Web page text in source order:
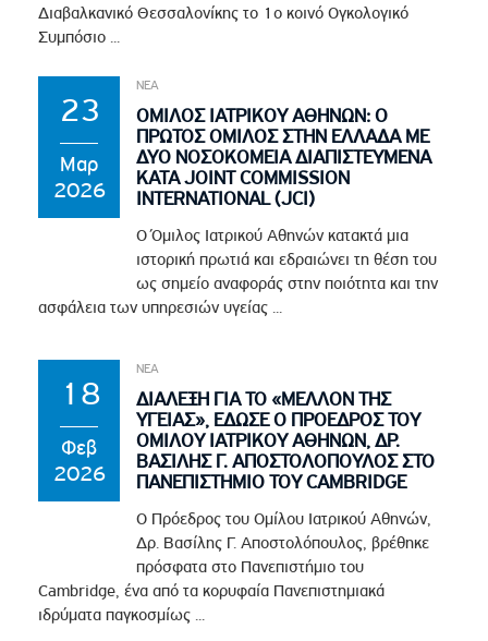
Διαβαλκανικό Θεσσαλονίκης το 1ο κοινό Ογκολογικό
Συμπόσιο ...
23
Μαρ
2026
ΝΕΑ
ΟΜΙΛΟΣ ΙΑΤΡΙΚΟΥ ΑΘΗΝΩΝ: Ο
ΠΡΩΤΟΣ ΟΜΙΛΟΣ ΣΤΗΝ ΕΛΛΑΔΑ ΜΕ
ΔΥΟ ΝΟΣΟΚΟΜΕΙΑ ΔΙΑΠΙΣΤΕΥΜΕΝΑ
ΚΑΤΑ JOINT COMMISSION
INTERNATIONAL (JCI)
Ο Όμιλος Ιατρικού Αθηνών κατακτά μια
ιστορική πρωτιά και εδραιώνει τη θέση του
ως σημείο αναφοράς στην ποιότητα και την
ασφάλεια των υπηρεσιών υγείας ...
18
Φεβ
2026
ΝΕΑ
ΔΙΑΛΕΞΗ ΓΙΑ ΤΟ «ΜΕΛΛΟΝ ΤΗΣ
ΥΓΕΙΑΣ», ΕΔΩΣΕ Ο ΠΡΟΕΔΡΟΣ ΤΟΥ
ΟΜΙΛΟΥ ΙΑΤΡΙΚΟΥ ΑΘΗΝΩΝ, ΔΡ.
ΒΑΣΙΛΗΣ Γ. ΑΠΟΣΤΟΛΟΠΟΥΛΟΣ ΣΤΟ
ΠΑΝΕΠΙΣΤΗΜΙΟ ΤΟΥ CAMBRIDGE
Ο Πρόεδρος του Ομίλου Ιατρικού Αθηνών,
Δρ. Βασίλης Γ. Αποστολόπουλος, βρέθηκε
πρόσφατα στο Πανεπιστήμιο του
Cambridge, ένα από τα κορυφαία Πανεπιστημιακά
ιδρύματα παγκοσμίως ...